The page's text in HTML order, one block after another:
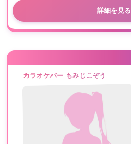
詳細を見る
カラオケバー もみじこぞう